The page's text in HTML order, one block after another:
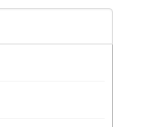
Philologie.